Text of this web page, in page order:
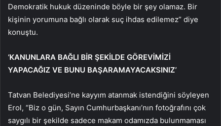
Demokratik hukuk düzeninde böyle bir şey olamaz. Bir
kişinin yorumuna bağlı olarak suç ihdas edilemez” diye
konuştu.
‘KANUNLARA BAĞLI BİR ŞEKİLDE GÖREVİMİZİ
YAPACAĞIZ VE BUNU BAŞARAMAYACAKSINIZ’
Tatvan Belediyesi’ne kayyım atanmak istendiğini söyleyen
Erol, “Biz o gün, Sayın Cumhurbaşkanı’nın fotoğrafını çok
saygılı bir şekilde sadece makam odamızda bulunmaması